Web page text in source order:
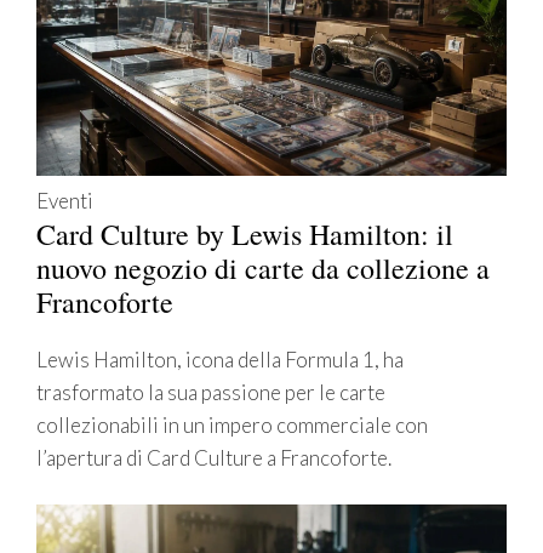
Eventi
Card Culture by Lewis Hamilton: il
nuovo negozio di carte da collezione a
Francoforte
Lewis Hamilton, icona della Formula 1, ha
trasformato la sua passione per le carte
collezionabili in un impero commerciale con
l’apertura di Card Culture a Francoforte.